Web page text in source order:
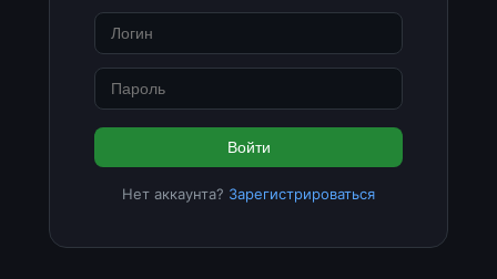
Войти
Нет аккаунта? Зарегистрироваться